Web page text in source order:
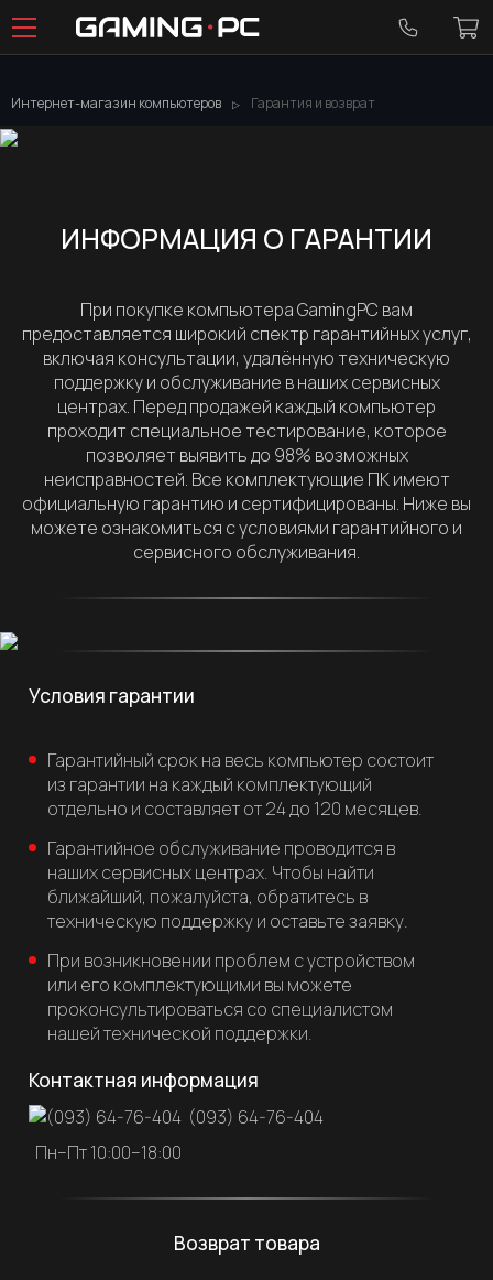
Интернет-магазин компьютеров Гарантия и возврат
ИНФОРМАЦИЯ О ГАРАНТИИ
При покупке компьютера GamingPC вам
предоставляется широкий спектр гарантийных услуг,
включая консультации, удалённую техническую
поддержку и обслуживание в наших сервисных
центрах. Перед продажей каждый компьютер
проходит специальное тестирование, которое
позволяет выявить до 98% возможных
неисправностей. Все комплектующие ПК имеют
официальную гарантию и сертифицированы. Ниже вы
можете ознакомиться с условиями гарантийного и
сервисного обслуживания.
Условия гарантии
Гарантийный срок на весь компьютер состоит
из гарантии на каждый комплектующий
отдельно и составляет от 24 до 120 месяцев.
Гарантийное обслуживание проводится в
наших сервисных центрах. Чтобы найти
ближайший, пожалуйста, обратитесь в
техническую поддержку и оставьте заявку.
При возникновении проблем с устройством
или его комплектующими вы можете
проконсультироваться со специалистом
нашей технической поддержки.
Контактная информация
(093) 64-76-404
Пн–Пт 10:00–18:00
Возврат товара